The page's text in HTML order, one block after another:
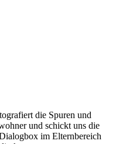
die Spuren und
und schickt uns die
im Elternbereich